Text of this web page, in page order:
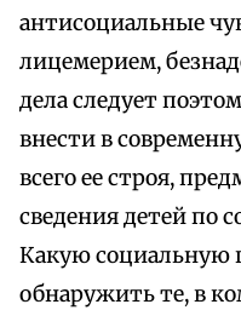
антисоциальные
лицемерием,
дела следует
внести в
всего ее строя,
сведения детей по
Какую социальную
обнаружить те, в